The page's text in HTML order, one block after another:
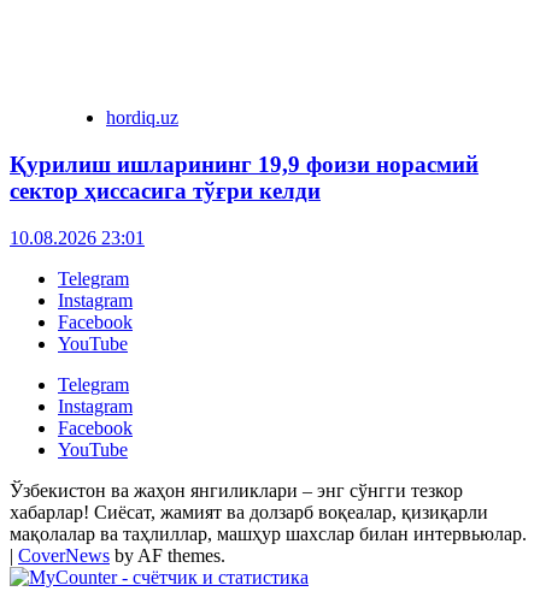
hordiq.uz
Қурилиш ишларининг 19,9 фоизи норасмий
сектор ҳиссасига тўғри келди
10.08.2026 23:01
Telegram
Instagram
Facebook
YouTube
Telegram
Instagram
Facebook
YouTube
Ўзбекистон ва жаҳон янгиликлари – энг сўнгги тезкор
хабарлар! Сиёсат, жамият ва долзарб воқеалар, қизиқарли
мақолалар ва таҳлиллар, машҳур шахслар билан интервьюлар.
| CoverNews by AF themes.